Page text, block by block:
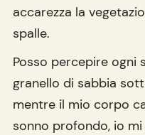
accarezza la
spalle.
Posso percepire ogni
granello di sabbia
mentre il mio corpo
sonno profondo, io